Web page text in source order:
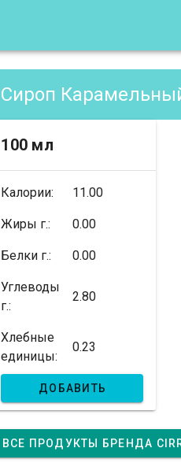
Сироп
100 мл
Калории: 11.00
Жиры г.: 0.00
Белки г.: 0.00
Углеводы
г.:
2.80
Хлебные
единицы:
0.23
ДОБАВИТЬ
ВСЕ ПРОДУКТЫ БРЕНДА